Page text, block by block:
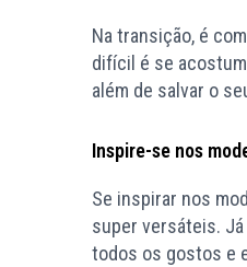
Na transição, é
difícil é se
além de salvar o
Inspire-se nos
Se inspirar nos
super versáteis.
todos os gostos e